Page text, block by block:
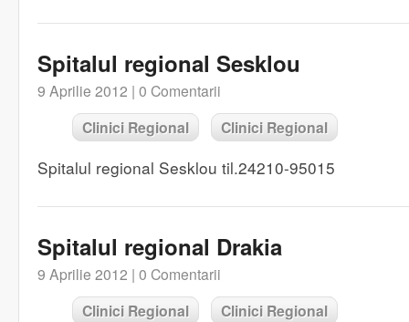
Spitalul regional Sesklou
9 Aprilie 2012 | 0 Comentarii
Clinici Regional Clinici Regional
Spitalul regional Sesklou til.24210-95015
Spitalul regional Drakia
9 Aprilie 2012 | 0 Comentarii
Clinici Regional Clinici Regional